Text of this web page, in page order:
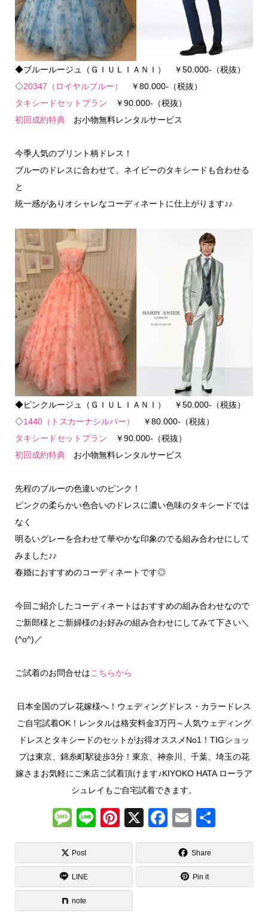
◆ブルールージュ（ＧＩＵＬＩＡＮＩ） ￥50.000-（税抜）
◇20347（ロイヤルブルー）
￥80.000-（税抜）
タキシードセットプラン ￥90.000-（税抜）
初回成約特典お小物無料レンタルサービス
今季人気のプリント柄ドレス！
ブルーのドレスに合わせて、ネイビーのタキシードも合わせる
と
統一感がありオシャレなコーディネートに仕上がります♪♪
◆ピンクルージュ（ＧＩＵＬＩＡＮＩ） ￥50.000-（税抜）
◇1440（トスカーナシルバー）
￥80.000-（税抜）
タキシードセットプラン ￥90.000-（税抜）
初回成約特典お小物無料レンタルサービス
先程のブルーの色違いのピンク！
ピンクの柔らかい色合いのドレスに濃い色味のタキシードでは
なく
明るいグレーを合わせて華やかな印象のでる組み合わせにして
みました♪♪
春婚におすすめのコーディネートです◎
今回ご紹介したコーディネートはおすすめの組み合わせなので
ご新郎様とご新婦様のお好みの組み合わせにしてみて下さい＼
(^o^)／
ご試着のお問合せはこちらから
日本全国のプレ花嫁様へ！ウェディングドレス・カラードレス
ご自宅試着OK！レンタルは格安料金3万円～人気ウェディング
ドレスとタキシードのセットがお得オススメNo1！TIGショッ
プは東京、錦糸町駅徒歩3分！東京、神奈川、千葉、埼玉の花
嫁さまお気軽にご来店ご試着頂けます♪KIYOKO HATA ローラア
シュレイもご自宅試着できます。
M
e
ss
a
g
Li
n
Pi
nt
st
X F
a
c
e
b
E
m
ail
有
Post Share
LINE Pin it
note